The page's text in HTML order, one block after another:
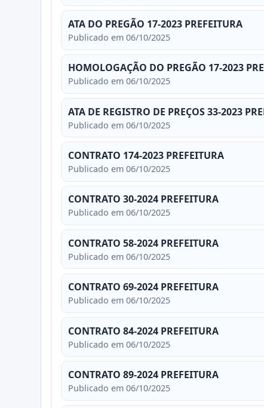
ATA DO PREGÃO 17-2023 PREFEITURA
Publicado em 06/10/2025
HOMOLOGAÇÃO DO PREGÃO 17-2023
Publicado em 06/10/2025
ATA DE REGISTRO DE PREÇOS 33-2023
Publicado em 06/10/2025
CONTRATO 174-2023 PREFEITURA
Publicado em 06/10/2025
CONTRATO 30-2024 PREFEITURA
Publicado em 06/10/2025
CONTRATO 58-2024 PREFEITURA
Publicado em 06/10/2025
CONTRATO 69-2024 PREFEITURA
Publicado em 06/10/2025
CONTRATO 84-2024 PREFEITURA
Publicado em 06/10/2025
CONTRATO 89-2024 PREFEITURA
Publicado em 06/10/2025